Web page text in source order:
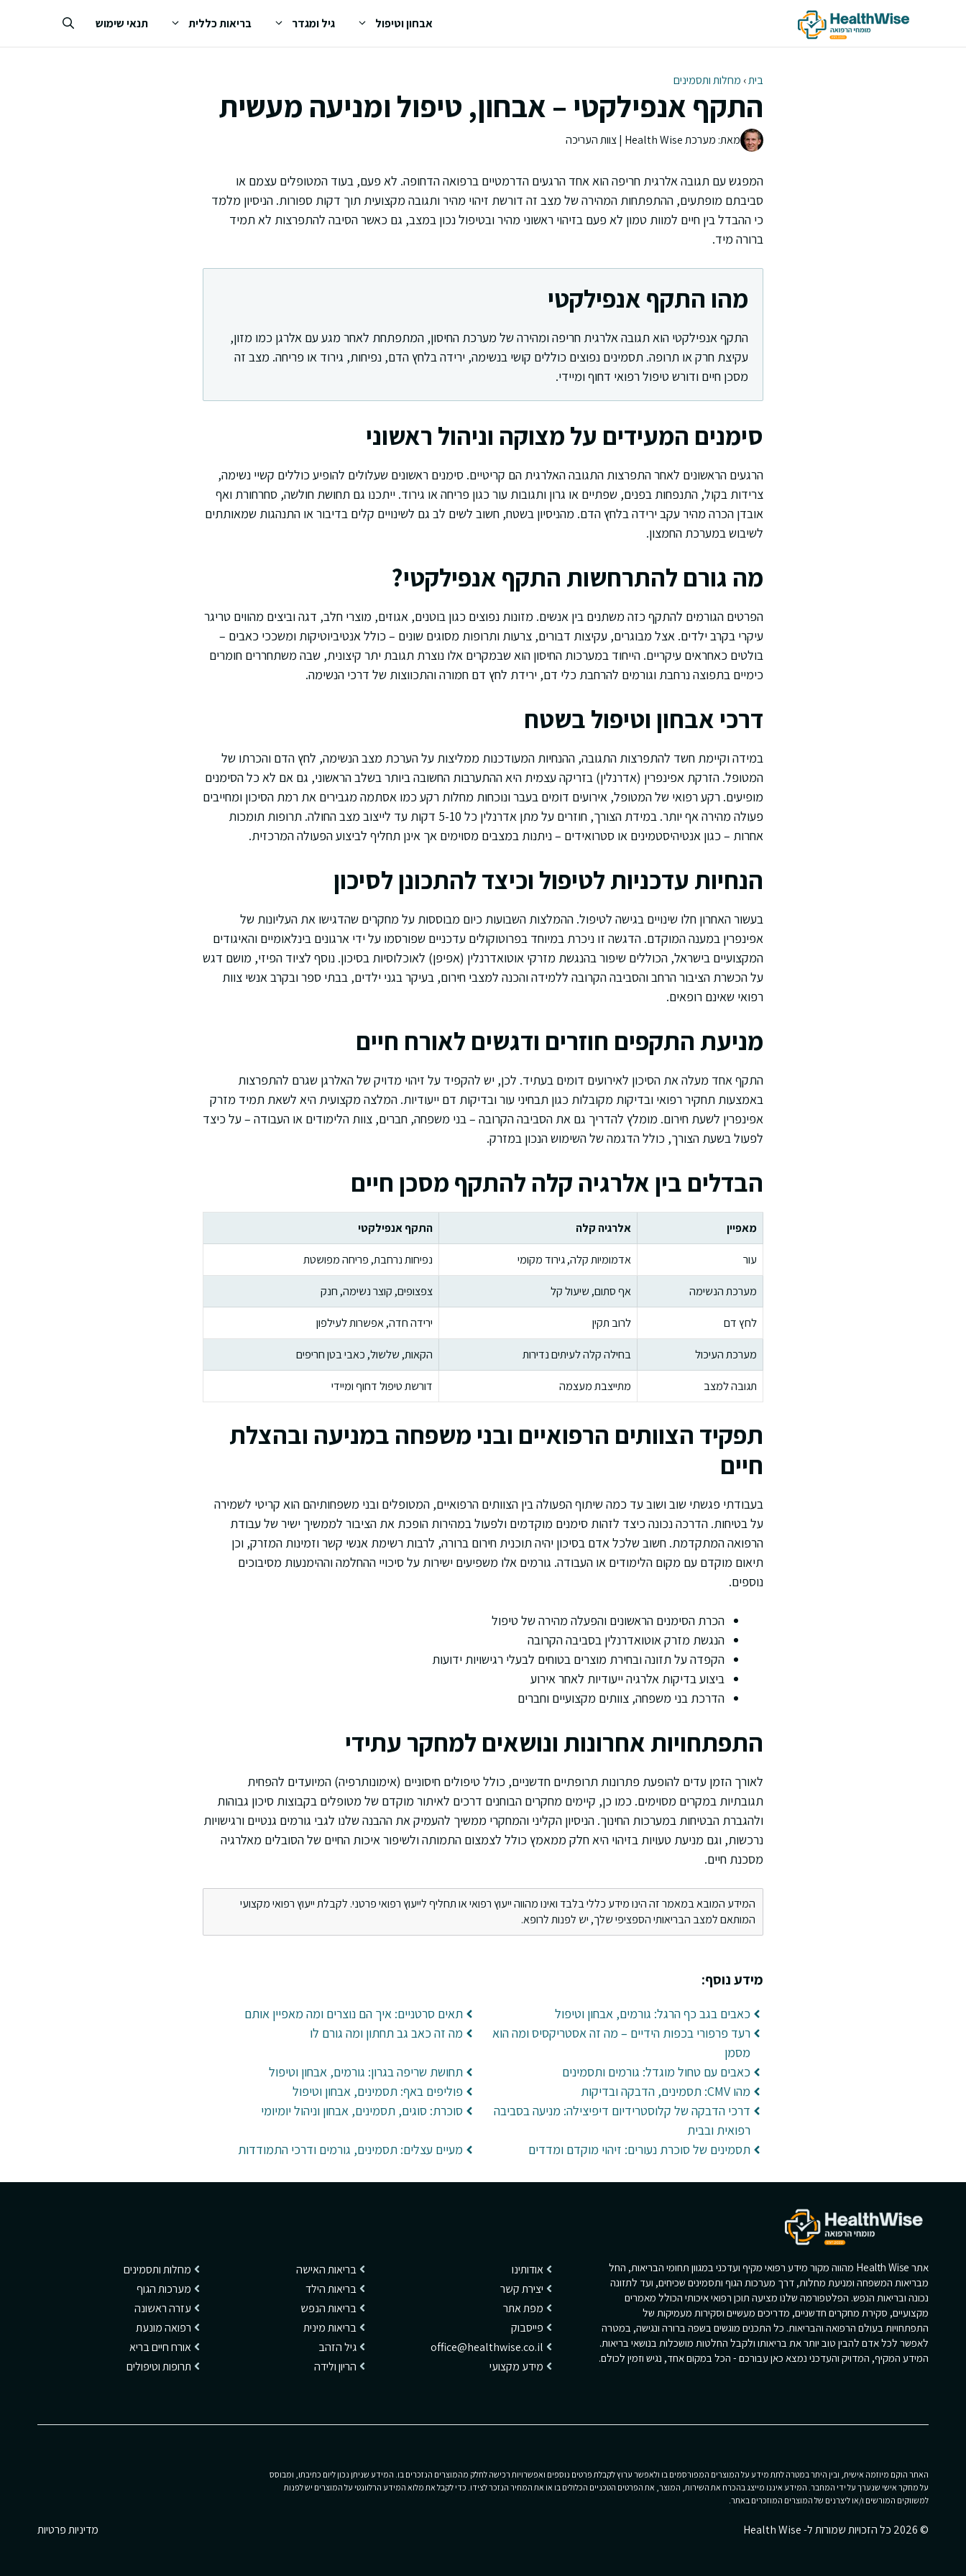
אבחון וטיפול גיל ומגדר בריאות כללית תנאי שימוש
בית› מחלות ותסמינים
התקף אנפילקטי – אבחון, טיפול ומניעה מעשית
מאת: מערכת Health Wise | צוות העריכה
המפגש עם תגובה אלרגית חריפה הוא אחד הרגעים הדרמטיים ברפואה הדחופה. לא פעם, בעוד המטופלים עצמם או
סביבתם מופתעים, ההתפתחות המהירה של מצב זה דורשת זיהוי מהיר ותגובה מקצועית תוך דקות ספורות. הניסיון מלמד
כי ההבדל בין חיים למוות טמון לא פעם בזיהוי ראשוני מהיר ובטיפול נכון במצב, גם כאשר הסיבה להתפרצות לא תמיד
ברורה מיד.
מהו התקף אנפילקטי
התקף אנפילקטי הוא תגובה אלרגית חריפה ומהירה של מערכת החיסון, המתפתחת לאחר מגע עם אלרגן כמו מזון,
עקיצת חרק או תרופה. תסמינים נפוצים כוללים קושי בנשימה, ירידה בלחץ הדם, נפיחות, גירוד או פריחה. מצב זה
מסכן חיים ודורש טיפול רפואי דחוף ומיידי.
סימנים המעידים על מצוקה וניהול ראשוני
הרגעים הראשונים לאחר התפרצות התגובה האלרגית הם קריטיים. סימנים ראשונים שעלולים להופיע כוללים קשיי נשימה,
צרידות בקול, התנפחות בפנים, שפתיים או גרון ותגובות עור כגון פריחה או גירוד. ייתכנו גם תחושת חולשה, סחרחורת ואף
אובדן הכרה מהיר עקב ירידה בלחץ הדם. מהניסיון בשטח, חשוב לשים לב גם לשינויים קלים בדיבור או התנהגות שמאותתים
לשיבוש במערכת החמצון.
מה גורם להתרחשות התקף אנפילקטי?
הפרטים הגורמים להתקף כזה משתנים בין אנשים. מזונות נפוצים כגון בוטנים, אגוזים, מוצרי חלב, דגה וביצים מהווים טריגר
עיקרי בקרב ילדים. אצל מבוגרים, עקיצות דבורים, צרעות ותרופות מסוגים שונים – כולל אנטיביוטיקות ומשככי כאבים –
בולטים כאחראים עיקריים. הייחוד במערכות החיסון הוא שבמקרים אלו נוצרת תגובת יתר קיצונית, שבה משתחררים חומרים
כימיים בתפוצה נרחבת וגורמים להרחבת כלי דם, ירידת לחץ דם חמורה והתכווצות של דרכי הנשימה.
דרכי אבחון וטיפול בשטח
במידה וקיימת חשד להתפרצות התגובה, ההנחיות המעודכנות ממליצות על הערכת מצב הנשימה, לחץ הדם והכרתו של
המטופל. הזרקת אפינפרין (אדרנלין) בזריקה עצמית היא ההתערבות החשובה ביותר בשלב הראשוני, גם אם לא כל הסימנים
מופיעים. רקע רפואי של המטופל, אירועים דומים בעבר ונוכחות מחלות רקע כמו אסתמה מגבירים את רמת הסיכון ומחייבים
פעולה מהירה אף יותר. במידת הצורך, חוזרים על מתן אדרנלין כל 5-10 דקות עד לייצוב מצב החולה. תרופות תומכות
אחרות – כגון אנטיהיסטמינים או סטרואידים – ניתנות במצבים מסוימים אך אינן תחליף לביצוע הפעולה המרכזית.
הנחיות עדכניות לטיפול וכיצד להתכונן לסיכון
בעשור האחרון חלו שינויים בגישה לטיפול. ההמלצות השבועות כיום מבוססות על מחקרים שהדגישו את העליונות של
אפינפרין במענה המוקדם. הדגשה זו ניכרת במיוחד בפרוטוקולים עדכניים שפורסמו על ידי ארגונים בינלאומיים והאיגודים
המקצועיים בישראל, הכוללים שיפור בהנגשת מזרקי אוטואדרנלין (אפיפן) לאוכלוסיות בסיכון. נוסף לציוד הפיזי, מושם דגש
על הכשרת הציבור הרחב והסביבה הקרובה ללמידה והכנה למצבי חירום, בעיקר בגני ילדים, בבתי ספר ובקרב אנשי צוות
רפואי שאינם רופאים.
מניעת התקפים חוזרים ודגשים לאורח חיים
התקף אחד מעלה את הסיכון לאירועים דומים בעתיד. לכן, יש להקפיד על זיהוי מדויק של האלרגן שגרם להתפרצות
באמצעות תחקיר רפואי ובדיקות מקובלות כגון תבחיני עור ובדיקות דם ייעודיות. המלצה מקצועית היא לשאת תמיד מזרק
אפינפרין לשעת חירום. מומלץ להדריך גם את הסביבה הקרובה – בני משפחה, חברים, צוות הלימודים או העבודה – על כיצד
לפעול בשעת הצורך, כולל הדגמה של השימוש הנכון במזרק.
הבדלים בין אלרגיה קלה להתקף מסכן חיים
מאפיין אלרגיה קלה
התקף אנפילקטי
עור
אדמומיות קלה, גירוד מקומי
נפיחות נרחבת, פריחה מפושטת
מערכת הנשימה
אף סתום, שיעול קל
צפצופים, קוצר נשימה, חנק
לחץ דם
לרוב תקין
ירידה חדה, אפשרות לעילפון
מערכת העיכול
בחילה קלה לעיתים נדירות
הקאות, שלשול, כאבי בטן חריפים
תגובה למצב
מתייצבת מעצמה דורשת טיפול דחוף ומיידי
תפקיד הצוותים הרפואיים ובני משפחה במניעה ובהצלת
חיים
בעבודתי פגשתי שוב ושוב עד כמה שיתוף הפעולה בין הצוותים הרפואיים, המטופלים ובני משפחותיהם הוא קריטי לשמירה
על בטיחות. הדרכה נכונה כיצד לזהות סימנים מוקדמים ולפעול במהירות הופכת את הציבור לממשיך ישיר של עבודת
הרפואה המתקדמת. חשוב שלכל אדם בסיכון יהיה תוכנית חירום ברורה, לרבות רשימת אנשי קשר וזמינות המזרק, וכן
תיאום מוקדם עם מקום הלימודים או העבודה. גורמים אלו משפיעים ישירות על סיכויי ההחלמה וההימנעות מסיבוכים
נוספים.
הכרת הסימנים הראשונים והפעלה מהירה של טיפול
הנגשת מזרק אוטואדרנלין בסביבה הקרובה
הקפדה על תזונה ובחירת מוצרים בטוחים לבעלי רגישויות ידועות
ביצוע בדיקות אלרגיה ייעודיות לאחר אירוע
הדרכת בני משפחה, צוותים מקצועיים וחברים
התפתחויות אחרונות ונושאים למחקר עתידי
לאורך הזמן עדים להופעת פתרונות תרופתיים חדשניים, כולל טיפולים חיסוניים (אימונותרפיה) המיועדים להפחית
תגובתיות במקרים מסוימים. כמו כן, קיימים מחקרים הבוחנים דרכים לאיתור מוקדם של מטופלים בקבוצות סיכון גבוהות
ולהגברת הבטיחות במערכות החינוך. הניסיון הקליני והמחקרי ממשיך להעמיק את ההבנה שלנו לגבי גורמים גנטיים ורגישויות
נרכשות, וגם מניעת טעויות בזיהוי היא חלק ממאמץ כולל לצמצום התמותה ולשיפור איכות החיים של הסובלים מאלרגיה
מסכנת חיים.
המידע המובא במאמר זה הינו מידע כללי בלבד ואינו מהווה ייעוץ רפואי או תחליף לייעוץ רפואי פרטני. לקבלת ייעוץ רפואי מקצועי
המותאם למצב הבריאותי הספציפי שלך, יש לפנות לרופא.
מידע נוסף:
כאבים בגב כף הרגל: גורמים, אבחון וטיפול
תאים סרטניים: איך הם נוצרים ומה מאפיין אותם
רעד פרפורי בכפות הידיים – מה זה אסטריקסיס ומה הוא
מסמן
מה זה כאב גב תחתון ומה גורם לו
כאבים עם טחול מוגדל: גורמים ותסמינים
תחושת שריפה בגרון: גורמים, אבחון וטיפול
מהו CMV: תסמינים, הדבקה ובדיקות
פוליפים באף: תסמינים, אבחון וטיפול
דרכי הדבקה של קלוסטרידיום דיפיצילה: מניעה בסביבה
רפואית ובבית
סוכרת: סוגים, תסמינים, אבחון וניהול יומיומי
תסמינים של סוכרת נעורים: זיהוי מוקדם ומדדים מעיים עצלים: תסמינים, גורמים ודרכי התמודדות
אתר Health Wise מהווה מקור מידע רפואי מקיף ועדכני במגוון תחומי הבריאות, החל
מבריאות המשפחה ומניעת מחלות, דרך מערכות הגוף ותסמינים שכיחים, ועד לתזונה
נכונה ובריאות הנפש. הפלטפורמה שלנו מציעה תוכן רפואי איכותי הכולל מאמרים
מקצועיים, סקירת מחקרים חדשניים, מדריכים מעשיים וסקירות מעמיקות של
התפתחויות בעולם הרפואה והבריאות. כל התכנים מוגשים בשפה ברורה ונגישה, במטרה
לאפשר לכל אדם להבין טוב יותר את בריאותו ולקבל החלטות מושכלות בנושאי בריאות.
המידע המקיף, המדויק והעדכני נמצא כאן עבורכם - הכל במקום אחד, נגיש וזמין לכולם.
אודותינו
יצירת קשר
מפת אתר
פייסבוק
office@healthwise.co.il
מידע מקצועי
בריאות האישה
בריאות הילד
בריאות הנפש
בריאות מינית
גיל הזהב
הריון ולידה
מחלות ותסמינים
מערכות הגוף
עזרה ראשונה
רפואה מונעת
אורח חיים בריא
תרופות וטיפולים
האתר הוקם מיוזמה אישית, ובין היתר במטרה לתת מידע על המוצרים המפורסמים בו ולאפשר ערוץ לקבלת פרטים נוספים ואפשרויות רכישה לחלק מהמוצרים הנזכרים בו. המידע שניתן נכון ליום כתיבתו, ומבוסס
על מחקר אישי שנערך על ידי המחבר. המידע איננו מייצג בהכרח את השירות, המוצר, את הפרטים הטכניים הכלולים בו או את המחיר הנזכר לצידו. כדי לקבל את מלוא המידע הרלוונטי על המוצרים יש לפנות
למשווקים המורשים ו/או ליצרנים של המוצרים המוזכרים באתר.
© 2026 כל הזכויות שמורות ל- Health Wise מדיניות פרטיות